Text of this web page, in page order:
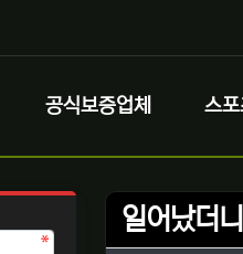
공식보증업체 스포
일어났더